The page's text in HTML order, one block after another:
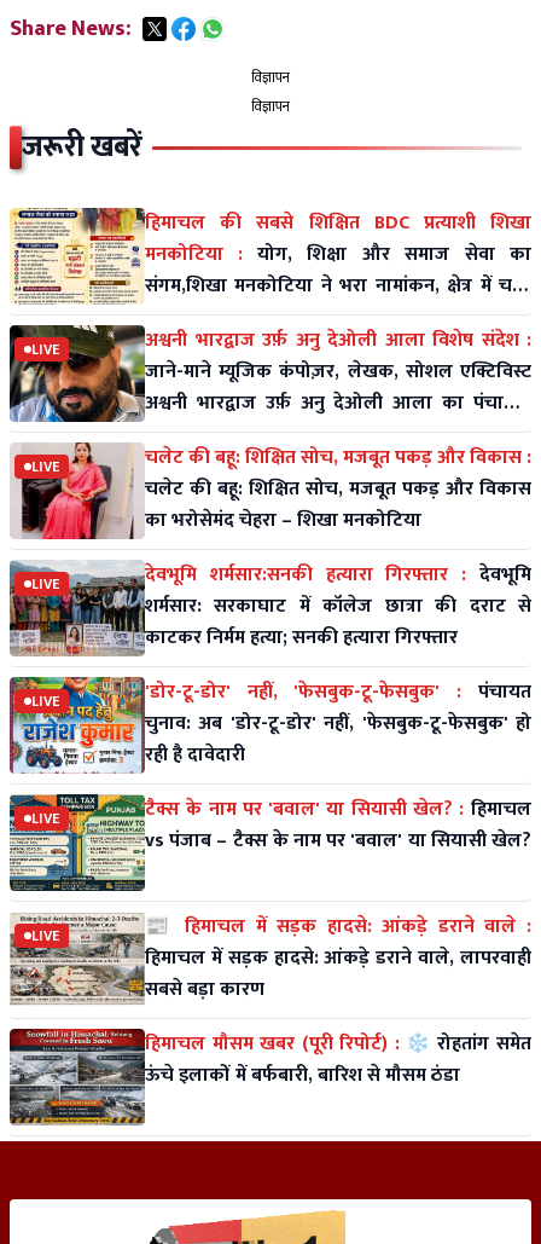
Share News:
विज्ञापन
विज्ञापन
जरूरी खबरें
हिमाचल की सबसे शिक्षित BDC प्रत्याशी शिखा
मनकोटिया : योग, शिक्षा और समाज सेवा का
संगम,शिखा मनकोटिया ने भरा नामांकन, क्षेत्र में चर्चा
तेज
LIVE
अश्वनी भारद्वाज उर्फ़ अनु देओली आला विशेष संदेश :
जाने-माने म्यूजिक कंपोज़र, लेखक, सोशल एक्टिविस्ट
अश्वनी भारद्वाज उर्फ़ अनु देओली आला का पंचायती
राज पर विशे
LIVE
चलेट की बहू: शिक्षित सोच, मजबूत पकड़ और विकास :
चलेट की बहू: शिक्षित सोच, मजबूत पकड़ और विकास
का भरोसेमंद चेहरा – शिखा मनकोटिया
LIVE देवभूमि शर्मसार:सनकी हत्यारा गिरफ्तार : देवभूमि
शर्मसार: सरकाघाट में कॉलेज छात्रा की दराट से
काटकर निर्मम हत्या; सनकी हत्यारा गिरफ्तार
LIVE 'डोर-टू-डोर' नहीं, 'फेसबुक-टू-फेसबुक' : पंचायत
चुनाव: अब 'डोर-टू-डोर' नहीं, 'फेसबुक-टू-फेसबुक' हो
रही है दावेदारी
LIVE टैक्स के नाम पर 'बवाल' या सियासी खेल? : हिमाचल
vs पंजाब – टैक्स के नाम पर 'बवाल' या सियासी खेल?
LIVE
📰 हिमाचल में सड़क हादसे: आंकड़े डराने वाले :
हिमाचल में सड़क हादसे: आंकड़े डराने वाले, लापरवाही
सबसे बड़ा कारण
हिमाचल मौसम खबर (पूरी रिपोर्ट) : ❄️ रोहतांग समेत
ऊंचे इलाकों में बर्फबारी, बारिश से मौसम ठंडा